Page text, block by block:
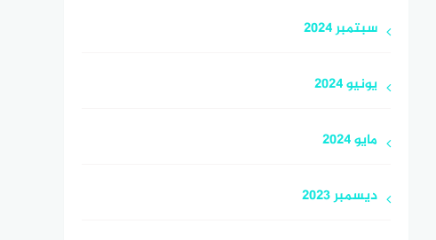
سبتمبر 2024
يونيو 2024
مايو 2024
ديسمبر 2023